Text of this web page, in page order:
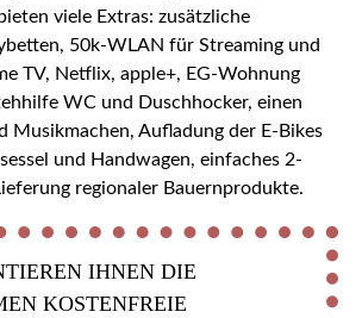
viele Extras: zusätzliche
50k-WLAN für Streaming und
TV, Netflix, apple+, EG-Wohnung
WC und Duschhocker, einen
Musikmachen, Aufladung der E-Bikes
und Handwagen, einfaches 2-
regionaler Bauernprodukte.
IHNEN DIE
KOSTENFREIE